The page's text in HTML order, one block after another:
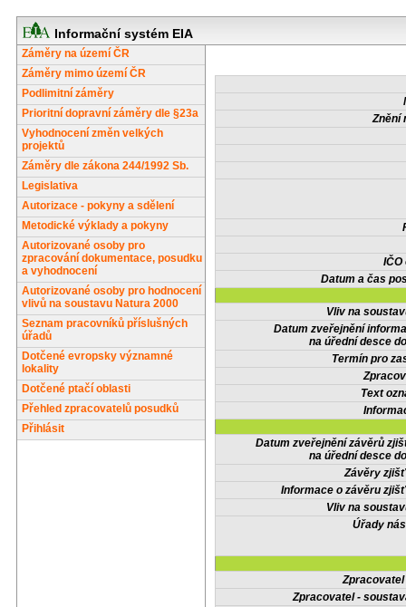
Informační systém EIA
Záměry na území ČR
Záměry mimo území ČR
Podlimitní záměry
Prioritní dopravní záměry dle §23a
Vyhodnocení změn velkých
projektů
Záměry dle zákona 244/1992 Sb.
Legislativa
Autorizace - pokyny a sdělení
Metodické výklady a pokyny
Autorizované osoby pro
zpracování dokumentace, posudku
a vyhodnocení
Autorizované osoby pro hodnocení
vlivů na soustavu Natura 2000
Seznam pracovníků příslušných
úřadů
Dotčené evropsky významné
lokality
Dotčené ptačí oblasti
Přehled zpracovatelů posudků
Přihlásit
Znění
IČO
Datum a čas
Vliv na
Datum zveřejnění
na úřední desce
Termín pro
Text
Datum zveřejnění závěrů
na úřední desce
Závěry
Informace o závěru
Vliv na
Úřady
Zpracovatel -